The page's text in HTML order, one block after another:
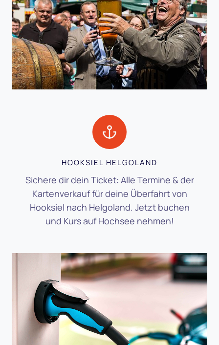
HOOKSIEL HELGOLAND
Sichere dir dein Ticket: Alle Termine & der
Kartenverkauf für deine Überfahrt von
Hooksiel nach Helgoland. Jetzt buchen
und Kurs auf Hochsee nehmen!